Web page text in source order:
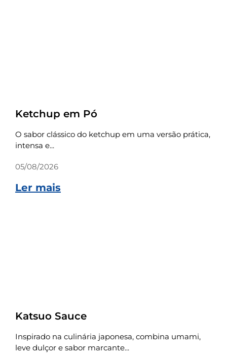
Ketchup em Pó
O sabor clássico do ketchup em uma versão prática,
intensa e...
05/08/2026
Ler mais
Katsuo Sauce
Inspirado na culinária japonesa, combina umami,
leve dulçor e sabor marcante...